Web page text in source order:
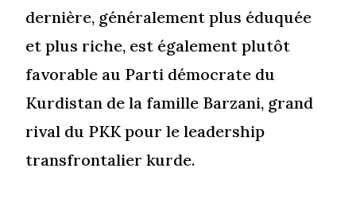
dernière, généralement plus éduquée
et plus riche, est également plutôt
favorable au Parti démocrate du
Kurdistan de la famille Barzani, grand
rival du PKK pour le leadership
transfrontalier kurde.